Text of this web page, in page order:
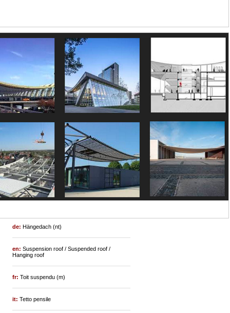
de:Hängedach (nt)
en:Suspension roof / Suspended roof /
Hanging roof
fr:Toit suspendu (m)
it:Tetto pensile